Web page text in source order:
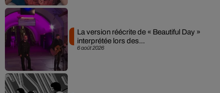
6 août 2026
La version réécrite de « Beautiful Day »
interprétée lors des...